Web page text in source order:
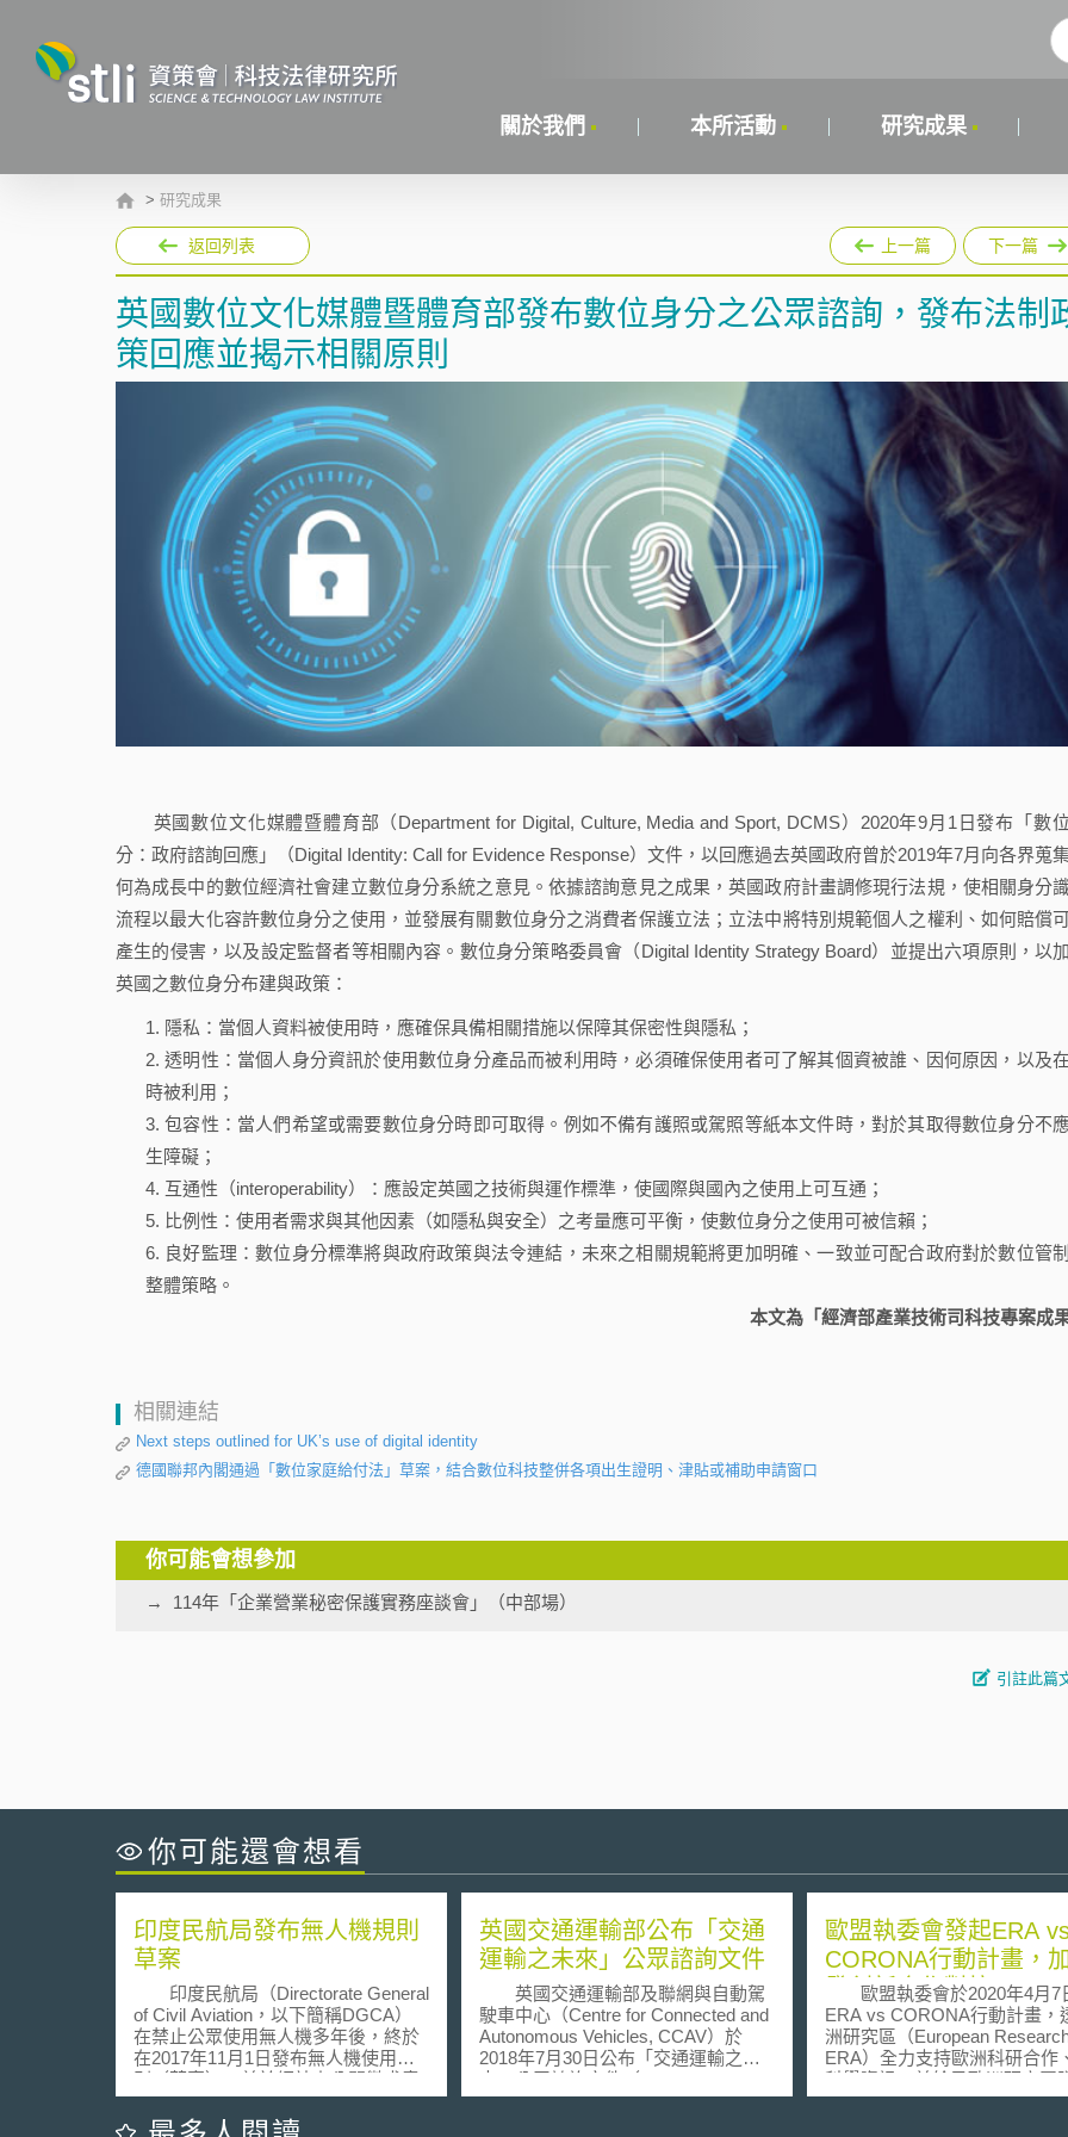
關於我們 本所活動 研究成果
> 研究成果
返回列表 上一篇 下一篇
英國數位文化媒體暨體育部發布數位身分之公眾諮詢，發布法制
策回應並揭示相關原則
英國數位文化媒體暨體育部（Department for Digital, Culture, Media and Sport, DCMS）2020年9月1日發布「數
分：政府諮詢回應」（Digital Identity: Call for Evidence Response）文件，以回應過去英國政府曾於2019年7月向各界蒐
何為成長中的數位經濟社會建立數位身分系統之意見。依據諮詢意見之成果，英國政府計畫調修現行法規，使相關身分識
流程以最大化容許數位身分之使用，並發展有關數位身分之消費者保護立法；立法中將特別規範個人之權利、如何賠償
產生的侵害，以及設定監督者等相關內容。數位身分策略委員會（Digital Identity Strategy Board）並提出六項原則，以
英國之數位身分布建與政策：
隱私：當個人資料被使用時，應確保具備相關措施以保障其保密性與隱私；
透明性：當個人身分資訊於使用數位身分產品而被利用時，必須確保使用者可了解其個資被誰、因何原因，以及
時被利用；
包容性：當人們希望或需要數位身分時即可取得。例如不備有護照或駕照等紙本文件時，對於其取得數位身分不
生障礙；
互通性（interoperability）：應設定英國之技術與運作標準，使國際與國內之使用上可互通；
比例性：使用者需求與其他因素（如隱私與安全）之考量應可平衡，使數位身分之使用可被信賴；
良好監理：數位身分標準將與政府政策與法令連結，未來之相關規範將更加明確、一致並可配合政府對於數位管
整體策略。
本文為「經濟部產業技術司科技專案成果
相關連結
Next steps outlined for UK’s use of digital identity
德國聯邦內閣通過「數位家庭給付法」草案，結合數位科技整併各項出生證明、津貼或補助申請窗口
你可能會想參加
114年「企業營業秘密保護實務座談會」（中部場）
引註此篇
你可能還會想看
印度民航局發布無人機規則
草案
印度民航局（Directorate General
of Civil Aviation，以下簡稱DGCA）
在禁止公眾使用無人機多年後，終於
在2017年11月1日發布無人機使用規
則（草案），並於網站上公開徵求意
見。民航局部長P Ashok Gajapathi
Raju表示，草案將於接下來的30日
英國交通運輸部公布「交通
運輸之未來」公眾諮詢文件
英國交通運輸部及聯網與自動駕
駛車中心（Centre for Connected and
Autonomous Vehicles, CCAV）於
2018年7月30日公布「交通運輸之未
來」公眾諮詢文件（Future of Mobility
－Call for Evidence），提及未來之交
歐盟執委會發起ERA
CORONA行動計畫，
發創新合作對抗
歐盟執委會於2020年4月7
ERA vs CORONA行動計畫，
洲研究區（European
ERA）全力支持歐洲科研合作
科學資訊，並給予歐洲研究團
業充足的研發疫苗資金，用以